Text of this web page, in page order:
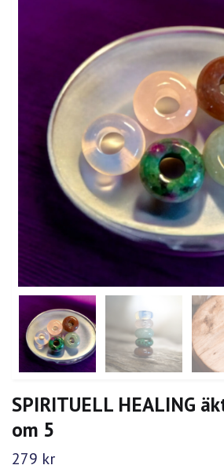
SPIRITUELL HEALING
om 5
279 kr